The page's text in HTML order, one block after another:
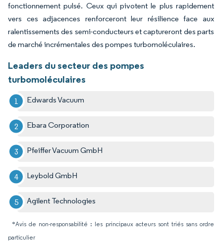
fonctionnement pulsé. Ceux qui pivotent le plus rapidement
vers ces adjacences renforceront leur résilience face aux
ralentissements des semi-conducteurs et captureront des parts
de marché incrémentales des pompes turbomoléculaires.
Leaders du secteur des pompes
turbomoléculaires
Edwards Vacuum
Ebara Corporation
Pfeiffer Vacuum GmbH
Leybold GmbH
Agilent Technologies
*Avis de non-responsabilité : les principaux acteurs sont triés sans ordre
particulier